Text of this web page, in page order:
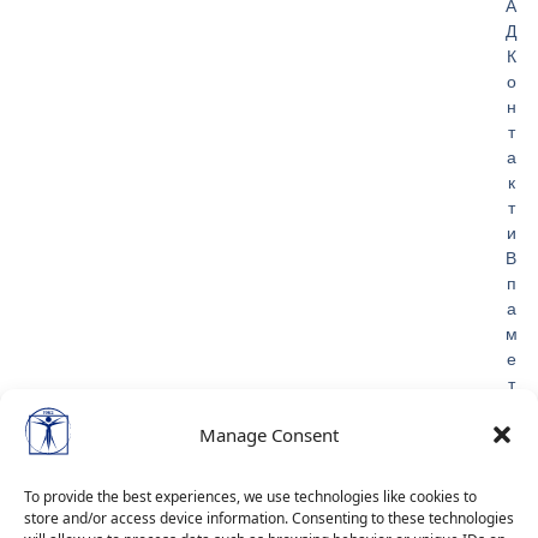
Manage Consent
To provide the best experiences, we use technologies like cookies to
store and/or access device information. Consenting to these technologies
А
Д
К
о
н
т
а
к
т
и
В
п
а
м
е
т
и
и